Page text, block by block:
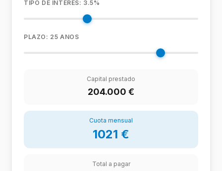
TIPO DE INTERES: 3.5%
PLAZO: 25 ANOS
Capital prestado
204.000 €
Cuota mensual
1021 €
Total a pagar